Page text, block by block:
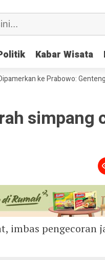
Kabar Wisata
Kabar Wisata
ke Prabowo: Genteng
simpang
imbas pengecoran